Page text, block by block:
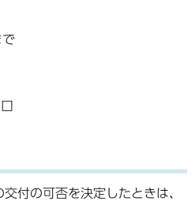
付の可否を決定したときは、